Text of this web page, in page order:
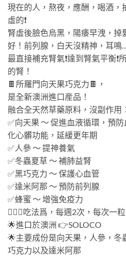
現在的人，熬夜，應酬，喝酒，
虛的❗️
腎虛後臉色烏黑，陽痿早洩，掉
好！前列腺，白天沒精神，耳
最直接補充腎氣❗️達到腎氣平衡
的腎！
🍫所羅門向天果巧克力🍫，
是全新澳洲進口産品！
融合全天然草藥原料，沒副作用：
✅向天果 ～ 促進血液循環，預
化心髒功能，延緩更年期
✅人參 ～ 提神養氣
✅冬蟲夏草 ～ 補肺益腎
✅黑巧克力 ～ 保護心血管
✅達米阿那 ～ 預防前列腺
✅蜂蜜 ～ 增強免疫力
💁🏻‍♂吃法爲，每週2次，每次一
🌟進口於澳洲 👉SOLOCO
🌟主要成份是向天果，人參，冬
巧克力以及達米阿那